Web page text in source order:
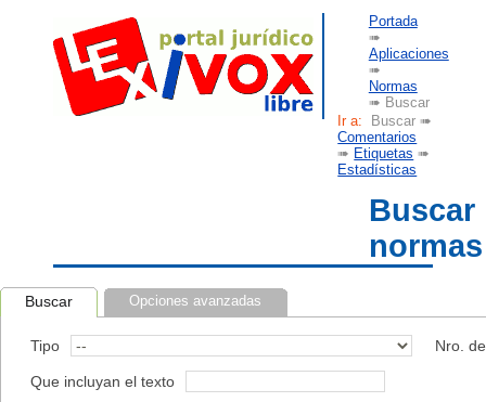
Portada
➠
Aplicaciones
➠
Normas
➠ Buscar
Ir a: Buscar ➠
Comentarios
➠ Etiquetas ➠
Estadísticas
Buscar
normas
Buscar Opciones avanzadas
Tipo Nro.
Que incluyan el texto